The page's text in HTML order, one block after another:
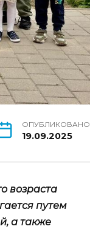
ОПУБЛИКОВАНО
19.09.2025
возраста
путем
а также